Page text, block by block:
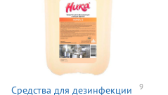
Средства для дезинфекции 9